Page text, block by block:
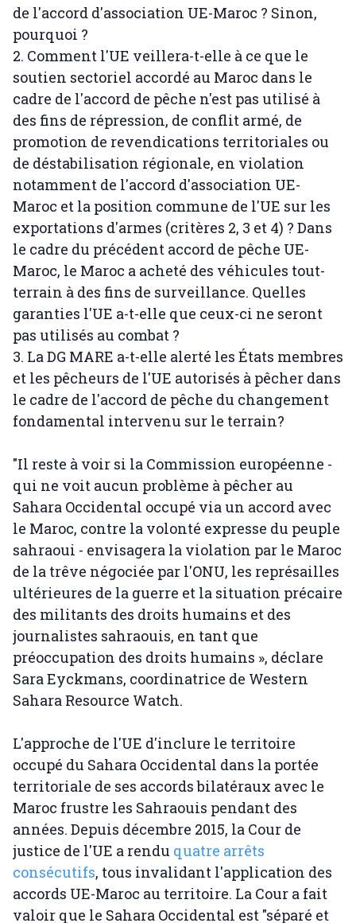
de l'accord d'association UE-Maroc ? Sinon,
pourquoi ?
2. Comment l'UE veillera-t-elle à ce que le
soutien sectoriel accordé au Maroc dans le
cadre de l'accord de pêche n'est pas utilisé à
des fins de répression, de conflit armé, de
promotion de revendications territoriales ou
de déstabilisation régionale, en violation
notamment de l'accord d'association UE-
Maroc et la position commune de l'UE sur les
exportations d'armes (critères 2, 3 et 4) ? Dans
le cadre du précédent accord de pêche UE-
Maroc, le Maroc a acheté des véhicules tout-
terrain à des fins de surveillance. Quelles
garanties l'UE a-t-elle que ceux-ci ne seront
pas utilisés au combat ?
3. La DG MARE a-t-elle alerté les États membres
et les pêcheurs de l'UE autorisés à pêcher dans
le cadre de l'accord de pêche du changement
fondamental intervenu sur le terrain?
"Il reste à voir si la Commission européenne -
qui ne voit aucun problème à pêcher au
Sahara Occidental occupé via un accord avec
le Maroc, contre la volonté expresse du peuple
sahraoui - envisagera la violation par le Maroc
de la trêve négociée par l'ONU, les représailles
ultérieures de la guerre et la situation précaire
des militants des droits humains et des
journalistes sahraouis, en tant que
préoccupation des droits humains », déclare
Sara Eyckmans, coordinatrice de Western
Sahara Resource Watch.
L'approche de l'UE d'inclure le territoire
occupé du Sahara Occidental dans la portée
territoriale de ses accords bilatéraux avec le
Maroc frustre les Sahraouis pendant des
années. Depuis décembre 2015, la Cour de
justice de l'UE a rendu quatre arrêts
consécutifs, tous invalidant l'application des
accords UE-Maroc au territoire. La Cour a fait
valoir que le Sahara Occidental est "séparé et